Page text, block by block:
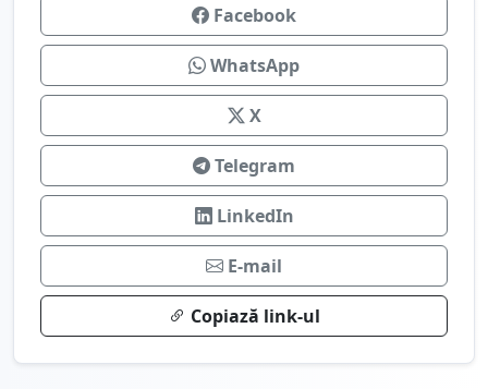
Facebook
WhatsApp
X
Telegram
LinkedIn
E-mail
Copiază link-ul